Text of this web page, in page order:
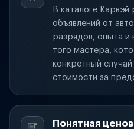
В каталоге
объявлений от
разрядов, опыта и
того мастера,
конкретный
стоимости за
Понятная